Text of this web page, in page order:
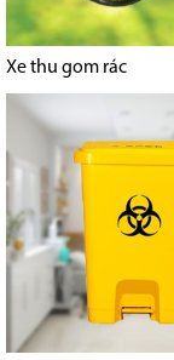
Xe thu gom rác